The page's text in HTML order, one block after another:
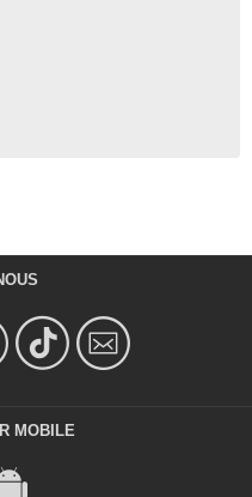
MOBILE